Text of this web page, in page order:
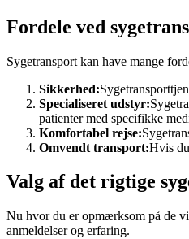
Fordele ved
Sygetransport kan have mange
Sikkerhed:
Specialiseret udstyr:
patienter med specifikke
Komfortabel rejse:
Omvendt transport:Hvis
Valg af det rigtige
Nu hvor du er opmærksom på de
anmeldelser og erfaring.